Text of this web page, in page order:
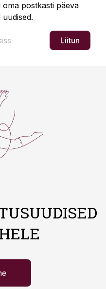
oma postkasti päeva
Liitun